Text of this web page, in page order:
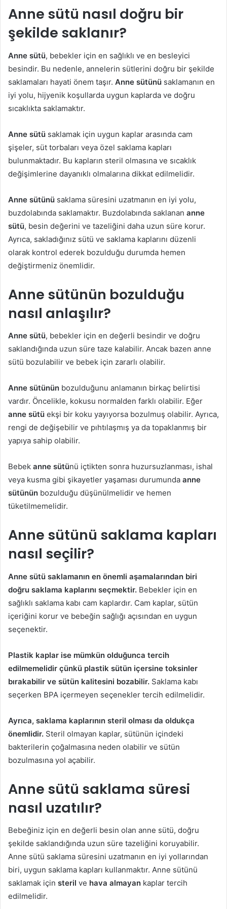
Anne sütü nasıl doğru bir
şekilde saklanır?
Anne sütü, bebekler için en sağlıklı ve en besleyici
besindir. Bu nedenle, annelerin sütlerini doğru bir şekilde
saklamaları hayati önem taşır. Anne sütünü saklamanın en
iyi yolu, hijyenik koşullarda uygun kaplarda ve doğru
sıcaklıkta saklamaktır.
Anne sütü saklamak için uygun kaplar arasında cam
şişeler, süt torbaları veya özel saklama kapları
bulunmaktadır. Bu kapların steril olmasına ve sıcaklık
değişimlerine dayanıklı olmalarına dikkat edilmelidir.
Anne sütünü saklama süresini uzatmanın en iyi yolu,
buzdolabında saklamaktır. Buzdolabında saklanan anne
sütü, besin değerini ve tazeliğini daha uzun süre korur.
Ayrıca, sakladığınız sütü ve saklama kaplarını düzenli
olarak kontrol ederek bozulduğu durumda hemen
değiştirmeniz önemlidir.
Anne sütünün bozulduğu
nasıl anlaşılır?
Anne sütü, bebekler için en değerli besindir ve doğru
saklandığında uzun süre taze kalabilir. Ancak bazen anne
sütü bozulabilir ve bebek için zararlı olabilir.
Anne sütünün bozulduğunu anlamanın birkaç belirtisi
vardır. Öncelikle, kokusu normalden farklı olabilir. Eğer
anne sütü ekşi bir koku yayıyorsa bozulmuş olabilir. Ayrıca,
rengi de değişebilir ve pıhtılaşmış ya da topaklanmış bir
yapıya sahip olabilir.
Bebek anne sütünü içtikten sonra huzursuzlanması, ishal
veya kusma gibi şikayetler yaşaması durumunda anne
sütünün bozulduğu düşünülmelidir ve hemen
tüketilmemelidir.
Anne sütünü saklama kapları
nasıl seçilir?
Anne sütü saklamanın en önemli aşamalarından biri
doğru saklama kaplarını seçmektir. Bebekler için en
sağlıklı saklama kabı cam kaplardır. Cam kaplar, sütün
içeriğini korur ve bebeğin sağlığı açısından en uygun
seçenektir.
Plastik kaplar ise mümkün olduğunca tercih
edilmemelidir çünkü plastik sütün içersine toksinler
bırakabilir ve sütün kalitesini bozabilir. Saklama kabı
seçerken BPA içermeyen seçenekler tercih edilmelidir.
Ayrıca, saklama kaplarının steril olması da oldukça
önemlidir. Steril olmayan kaplar, sütünün içindeki
bakterilerin çoğalmasına neden olabilir ve sütün
bozulmasına yol açabilir.
Anne sütü saklama süresi
nasıl uzatılır?
Bebeğiniz için en değerli besin olan anne sütü, doğru
şekilde saklandığında uzun süre tazeliğini koruyabilir.
Anne sütü saklama süresini uzatmanın en iyi yollarından
biri, uygun saklama kapları kullanmaktır. Anne sütünü
saklamak için steril ve hava almayan kaplar tercih
edilmelidir.